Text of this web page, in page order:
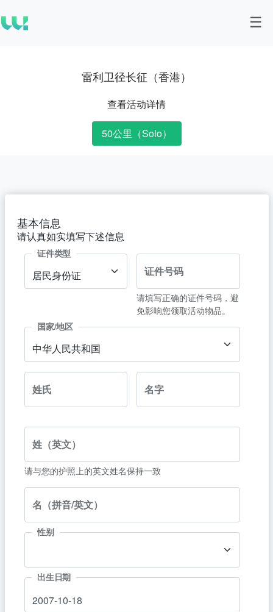
雷利卫径长征（香港）
查看活动详情
50公里（Solo）
基本信息
请认真如实填写下述信息
居民身份证
证件类型
证件号码
请填写正确的证件号码，避
免影响您领取活动物品。
中华人民共和国
国家/地区
姓氏 名字
姓（英文）
请与您的护照上的英文姓名保持一致
名（拼音/英文）
性别
出生日期